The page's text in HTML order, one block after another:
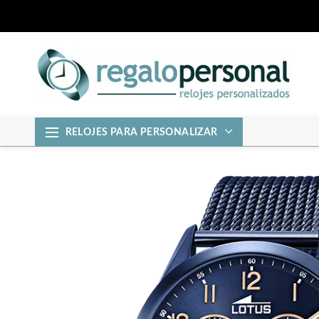
RELOJES PARA PERSONALIZAR